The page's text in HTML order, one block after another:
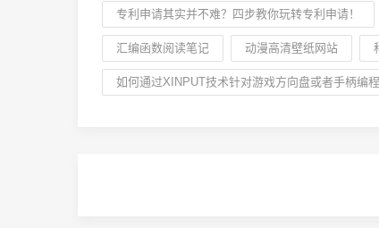
专利申请其实并不难？四步教你玩转专利申请！
汇编函数阅读笔记 动漫高清壁纸网站
如何通过XINPUT技术针对游戏方向盘或者手柄编程